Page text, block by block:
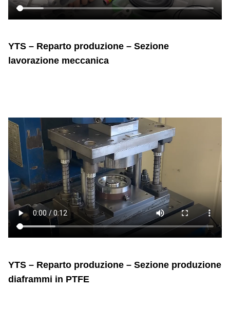
YTS – Reparto produzione – Sezione
lavorazione meccanica
YTS – Reparto produzione – Sezione produzione
diaframmi in PTFE